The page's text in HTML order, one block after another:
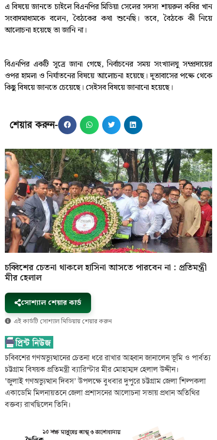
এ বিষয়ে জানতে চাইলে বিএনপির মিডিয়া সেলের সদস্য শায়রুল কবির খান
সংবাদমাধ্যমকে বলেন, বৈঠকের কথা শুনেছি। তবে, বৈঠকে কী নিয়ে
আলোচনা হয়েছে তা জানি না।
বিএনপির একটি সূত্রে জানা গেছে, নির্বাচনের সময় সংখ্যালঘু সম্প্রদায়ের
ওপর হামলা ও নির্যাতনের বিষয়ে আলোচনা হয়েছে। দূতাবাসের পক্ষে থেকে
কিছু বিষয়ে জানতে চেয়েছে। সেইসব বিষয়ে জানানো হয়েছে।
শেয়ার করুন-
চব্বিশের চেতনা থাকলে হাসিনা আসতে পারবেন না : প্রতিমন্ত্রী
মীর হেলাল
সোশ্যাল শেয়ার কার্ড
এই কার্ডটি সোশ্যাল মিডিয়ায় শেয়ার করুন
চব্বিশের গণঅভ্যুত্থানের চেতনা ধরে রাখার আহ্বান জানালেন ভূমি ও পার্বত্য
চট্টগ্রাম বিষয়ক প্রতিমন্ত্রী ব্যারিস্টার মীর মোহাম্মদ হেলাল উদ্দীন।
‘জুলাই গণঅভ্যুত্থান দিবস’ উপলক্ষে বুধবার দুপুরে চট্টগ্রাম জেলা শিল্পকলা
একাডেমি মিলনায়তনে জেলা প্রশাসনের আলোচনা সভায় প্রধান অতিথির
বক্তব্য রাখছিলেন তিনি।